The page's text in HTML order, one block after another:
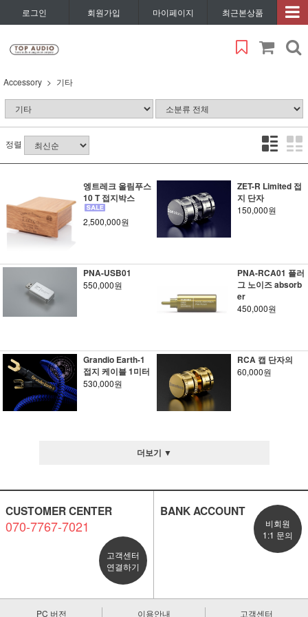
로그인 회원가입 마이페이지 최근본상품
Accessory 기타
정렬
엥트레크 올림푸스
10 T 접지박스
2,500,000원
ZET-R Limited 접
지 단자
150,000원
PNA-USB01
550,000원
PNA-RCA01 플러
그 노이즈 absorb
er
450,000원
Grandio Earth-1
접지 케이블 1미터
530,000원
RCA 캡 단자의
60,000원
더보기 ▼
CUSTOMER CENTER
070-7767-7021
고객센터
연결하기
BANK ACCOUNT
비회원
1:1 문의
PC 버전 이용안내 고객센터